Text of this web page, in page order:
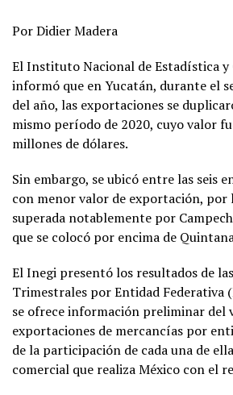
Por Didier Madera
El Instituto Nacional de Estadística
informó que en Yucatán, durante el
del año, las exportaciones se
mismo período de 2020, cuyo valor
millones de dólares.
Sin embargo, se ubicó entre las seis
con menor valor de exportación, por
superada notablemente por
que se colocó por encima de
El Inegi presentó los resultados de
Trimestrales por Entidad Federativa
se ofrece información preliminar del
exportaciones de mercancías por
de la participación de cada una de
comercial que realiza México con el